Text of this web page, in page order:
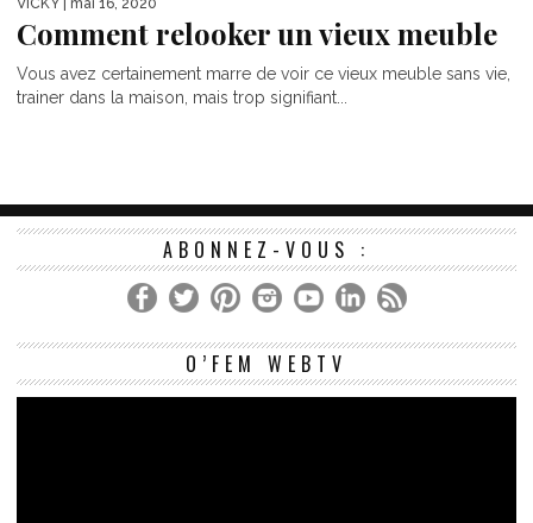
VICKY | mai 16, 2020
Comment relooker un vieux meuble
Vous avez certainement marre de voir ce vieux meuble sans vie,
trainer dans la maison, mais trop signifiant...
ABONNEZ-VOUS :
O’FEM WEBTV